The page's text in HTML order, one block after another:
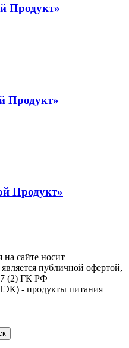
Продукт»
Продукт»
Продукт»
на сайте носит
публичной офертой,
(2) ГК РФ
- продукты питания